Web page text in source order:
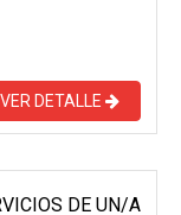
VER DETALLE
DE UN/A